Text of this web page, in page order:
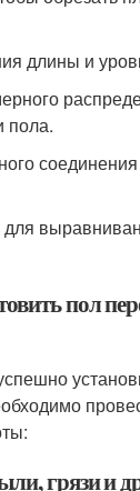
длины и
пола.
пол
грязи и